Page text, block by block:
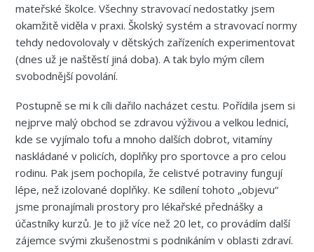
mateřské školce. Všechny stravovací nedostatky jsem
okamžitě viděla v praxi. Školský systém a stravovací normy
tehdy nedovolovaly v dětských zařízeních experimentovat
(dnes už je naštěstí jiná doba). A tak bylo mým cílem
svobodnější povolání.
Postupně se mi k cíli dařilo nacházet cestu. Pořídila jsem si
nejprve malý obchod se zdravou výživou a velkou lednicí,
kde se vyjímalo tofu a mnoho dalších dobrot, vitamíny
naskládané v policích, doplňky pro sportovce a pro celou
rodinu. Pak jsem pochopila, že celistvé potraviny fungují
lépe, než izolované doplňky. Ke sdílení tohoto „objevu“
jsme pronajímali prostory pro lékařské přednášky a
účastníky kurzů. Je to již více než 20 let, co provádím další
zájemce svými zkušenostmi s podnikáním v oblasti zdraví.